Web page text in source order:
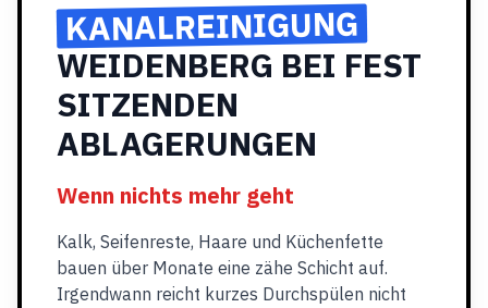
KANALREINIGUNG
WEIDENBERG BEI FEST
SITZENDEN
ABLAGERUNGEN
Wenn nichts mehr geht
Kalk, Seifenreste, Haare und Küchenfette
bauen über Monate eine zähe Schicht auf.
Irgendwann reicht kurzes Durchspülen nicht